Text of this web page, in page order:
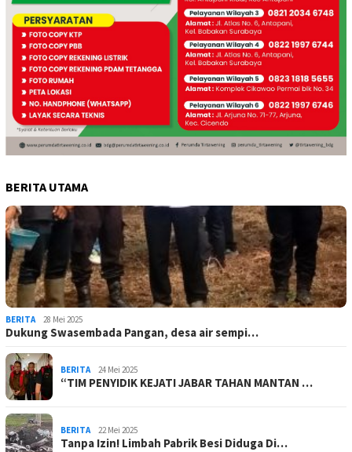
BERITA UTAMA
BERITA 28 Mei 2025
Dukung Swasembada Pangan, desa air sempi…
BERITA 24 Mei 2025
“TIM PENYIDIK KEJATI JABAR TAHAN MANTAN …
BERITA 22 Mei 2025
Tanpa Izin! Limbah Pabrik Besi Diduga Di…